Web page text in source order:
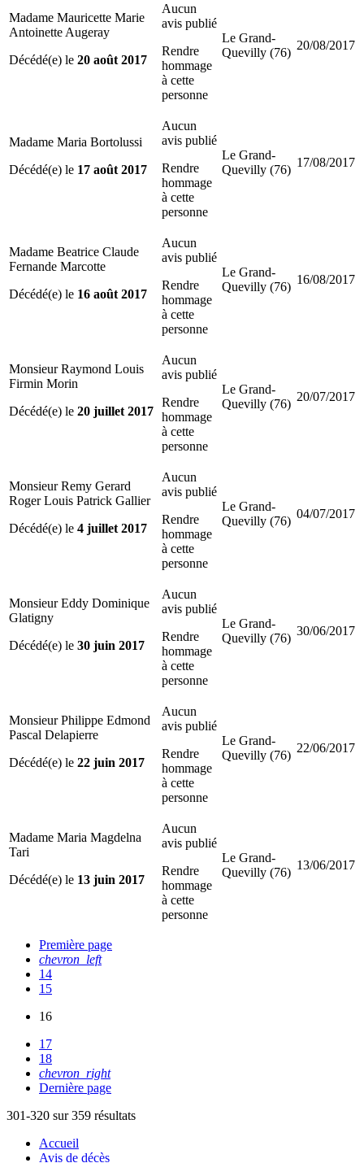
Madame Mauricette Marie
Antoinette Augeray
Décédé(e) le 20 août 2017
Aucun
avis publié
Rendre
hommage
à cette
personne
Le Grand-
Quevilly (76)
20/08/2017
Madame Maria Bortolussi
Décédé(e) le 17 août 2017
Aucun
avis publié
Rendre
hommage
à cette
personne
Le Grand-
Quevilly (76)
17/08/2017
Madame Beatrice Claude
Fernande Marcotte
Décédé(e) le 16 août 2017
Aucun
avis publié
Rendre
hommage
à cette
personne
Le Grand-
Quevilly (76)
16/08/2017
Monsieur Raymond Louis
Firmin Morin
Décédé(e) le 20 juillet 2017
Aucun
avis publié
Rendre
hommage
à cette
personne
Le Grand-
Quevilly (76)
20/07/2017
Monsieur Remy Gerard
Roger Louis Patrick Gallier
Décédé(e) le 4 juillet 2017
Aucun
avis publié
Rendre
hommage
à cette
personne
Le Grand-
Quevilly (76)
04/07/2017
Monsieur Eddy Dominique
Glatigny
Décédé(e) le 30 juin 2017
Aucun
avis publié
Rendre
hommage
à cette
personne
Le Grand-
Quevilly (76)
30/06/2017
Monsieur Philippe Edmond
Pascal Delapierre
Décédé(e) le 22 juin 2017
Aucun
avis publié
Rendre
hommage
à cette
personne
Le Grand-
Quevilly (76)
22/06/2017
Madame Maria Magdelna
Tari
Décédé(e) le 13 juin 2017
Aucun
avis publié
Rendre
hommage
à cette
personne
Le Grand-
Quevilly (76)
13/06/2017
Première page
chevron_left
14
15
16
17
18
chevron_right
Dernière page
301-320 sur 359 résultats
Accueil
Avis de décès